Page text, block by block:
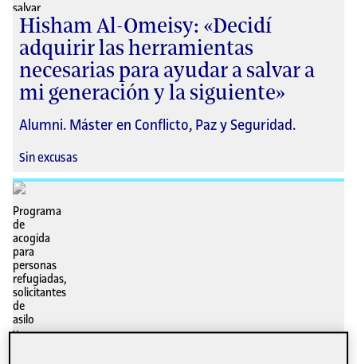
Hisham Al-Omeisy: «Decidí
adquirir las herramientas
necesarias para ayudar a salvar a
mi generación y la siguiente»
Alumni. Máster en Conflicto, Paz y Seguridad.
Sin excusas